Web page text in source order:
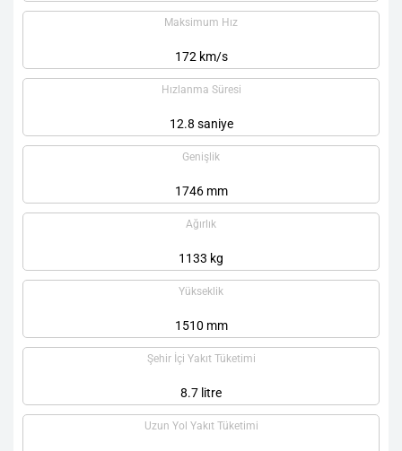
Maksimum Hız
172 km/s
Hızlanma Süresi
12.8 saniye
Genişlik
1746 mm
Ağırlık
1133 kg
Yükseklik
1510 mm
Şehir İçi Yakıt Tüketimi
8.7 litre
Uzun Yol Yakıt Tüketimi